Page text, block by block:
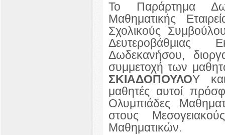
Το Παράρτημα
Μαθηματικής
Σχολικούς
Δωδεκανήσου,
συμμετοχή των
ΣΚΙΑΔΟΠΟΥΛΟΥ
μαθητές αυτοί
Ολυμπιάδες
στους
Μαθηματικών.